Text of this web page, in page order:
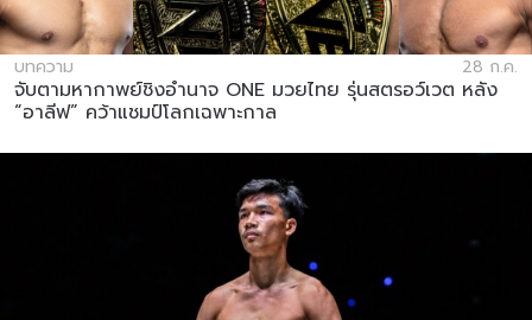
บทความ 28 ก.ค.
จับตามหากาพย์ชิงอำนาจ ONE มวยไทย รุ่นสตรอว์เวต หลัง
“อาลีฟ” คว้าแชมป์โลกเฉพาะกาล